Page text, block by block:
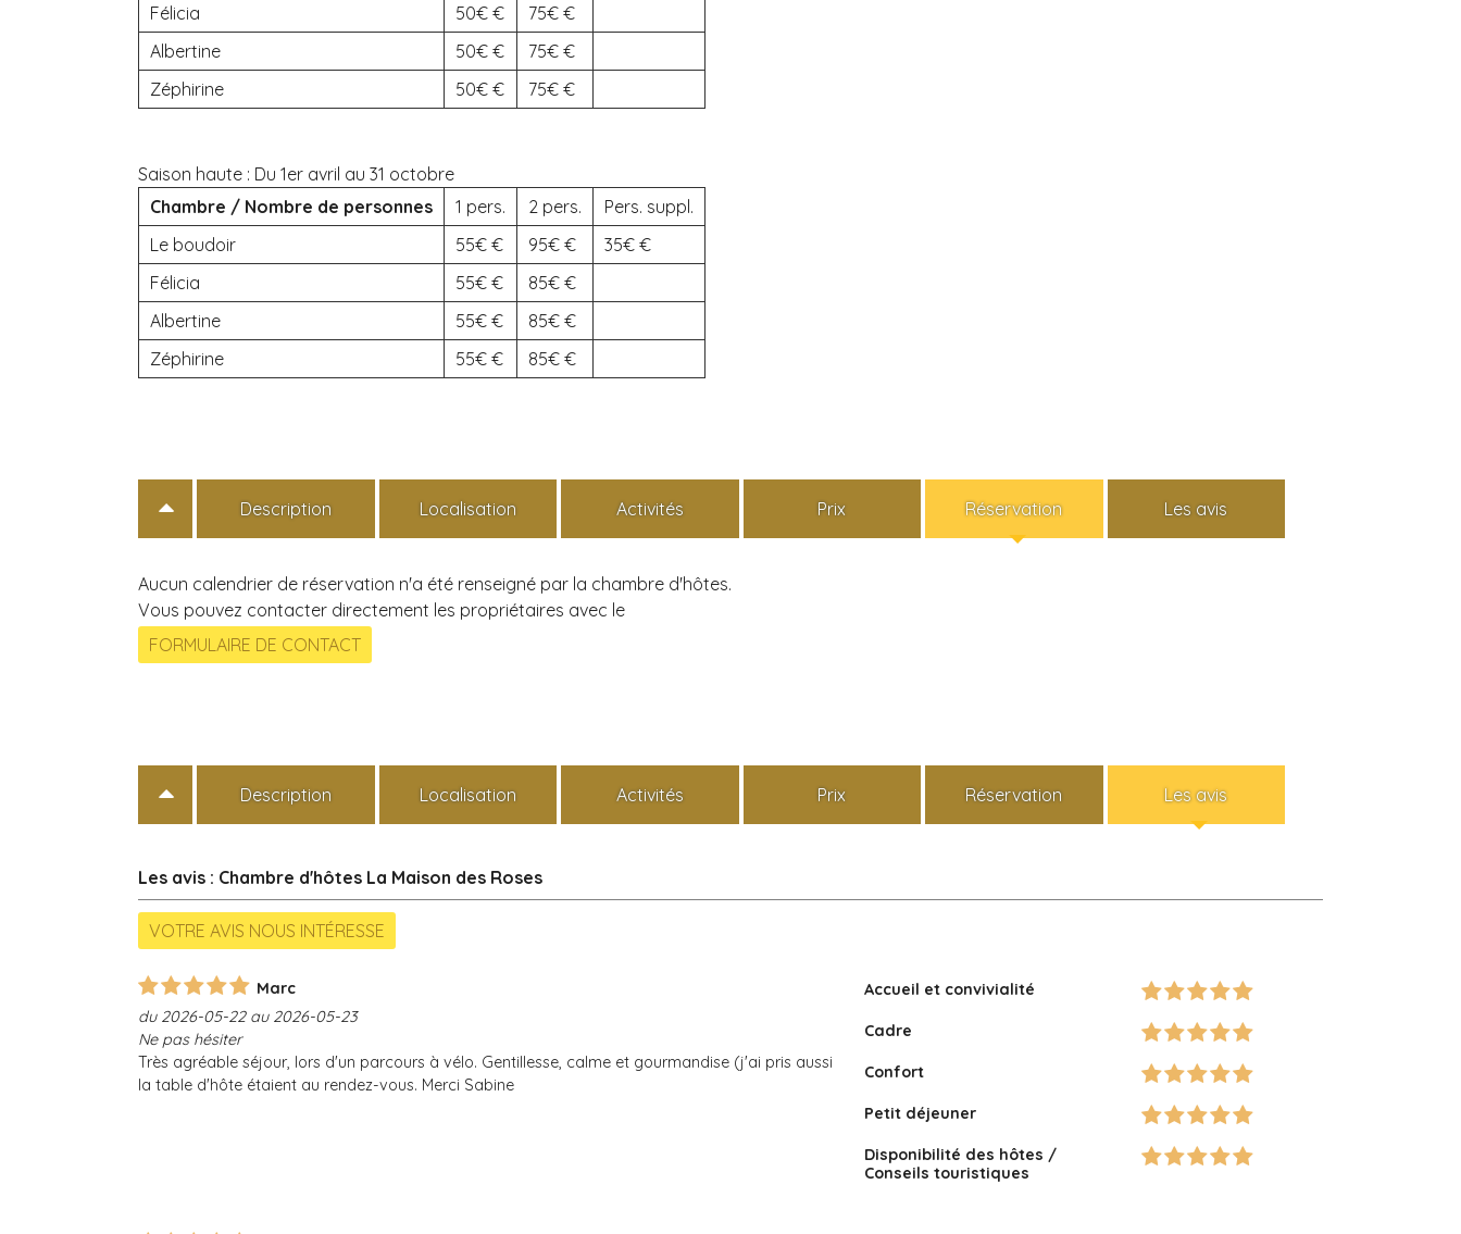
Félicia
50€
75€
Albertine
50€
75€
Zéphirine
50€ 75€
Saison haute : Du 1er avril au 31 octobre
Chambre / Nombre de personnes
1 pers. 2 pers.
Pers. suppl.
Le boudoir
55€ 95€
35€
Félicia
55€
85€
Albertine
55€
85€
Zéphirine
55€ 85€
Description Localisation Activités Prix Réservation Les avis
Aucun calendrier de réservation n'a été renseigné par la chambre d'hôtes.
Vous pouvez contacter directement les propriétaires avec le
Description Localisation Activités Prix Réservation Les avis
Les avis : Chambre d'hôtes La Maison des Roses
Marc
du 2026-05-22 au 2026-05-23
Ne pas hésiter
Très agréable séjour, lors d'un parcours à vélo. Gentillesse, calme et gourmandise (j'ai pris aussi
la table d'hôte étaient au rendez-vous. Merci Sabine
Accueil et convivialité
Cadre
Confort
Petit déjeuner
Disponibilité des hôtes /
Conseils touristiques